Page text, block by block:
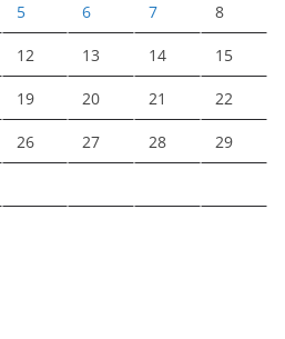
5 6 7 8
12 13 14 15
19 20 21 22
26 27 28 29